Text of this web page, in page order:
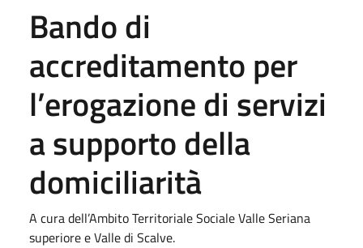
Bando di
accreditamento per
l’erogazione di servizi
a supporto della
domiciliarità
A cura dell’Ambito Territoriale Sociale Valle Seriana
superiore e Valle di Scalve.